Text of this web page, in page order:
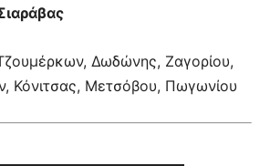
Δωδώνης, Ζαγορίου,
Κόνιτσας, Μετσόβου, Πωγωνίου